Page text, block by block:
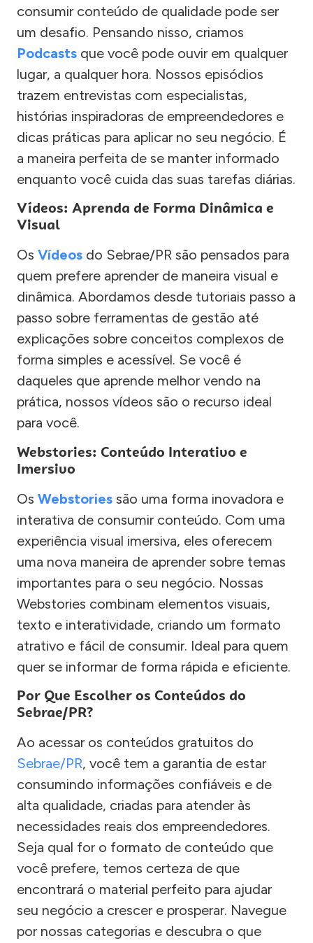
consumir conteúdo de qualidade pode ser
um desafio. Pensando nisso, criamos
Podcasts que você pode ouvir em qualquer
lugar, a qualquer hora. Nossos episódios
trazem entrevistas com especialistas,
histórias inspiradoras de empreendedores e
dicas práticas para aplicar no seu negócio. É
a maneira perfeita de se manter informado
enquanto você cuida das suas tarefas diárias.
Vídeos: Aprenda de Forma Dinâmica e
Visual
Os Vídeos do Sebrae/PR são pensados para
quem prefere aprender de maneira visual e
dinâmica. Abordamos desde tutoriais passo a
passo sobre ferramentas de gestão até
explicações sobre conceitos complexos de
forma simples e acessível. Se você é
daqueles que aprende melhor vendo na
prática, nossos vídeos são o recurso ideal
para você.
Webstories: Conteúdo Interativo e
Imersivo
Os Webstories são uma forma inovadora e
interativa de consumir conteúdo. Com uma
experiência visual imersiva, eles oferecem
uma nova maneira de aprender sobre temas
importantes para o seu negócio. Nossas
Webstories combinam elementos visuais,
texto e interatividade, criando um formato
atrativo e fácil de consumir. Ideal para quem
quer se informar de forma rápida e eficiente.
Por Que Escolher os Conteúdos do
Sebrae/PR?
Ao acessar os conteúdos gratuitos do
Sebrae/PR, você tem a garantia de estar
consumindo informações confiáveis e de
alta qualidade, criadas para atender às
necessidades reais dos empreendedores.
Seja qual for o formato de conteúdo que
você prefere, temos certeza de que
encontrará o material perfeito para ajudar
seu negócio a crescer e prosperar. Navegue
por nossas categorias e descubra o que